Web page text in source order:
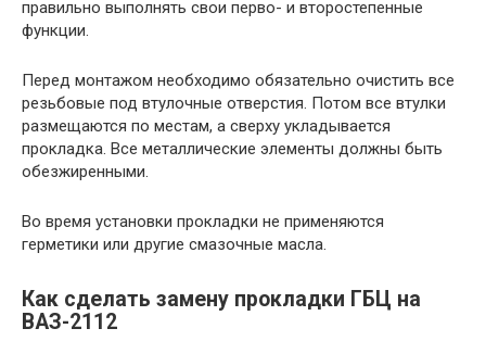
правильно выполнять свои перво- и второстепенные
функции.
Перед монтажом необходимо обязательно очистить все
резьбовые под втулочные отверстия. Потом все втулки
размещаются по местам, а сверху укладывается
прокладка. Все металлические элементы должны быть
обезжиренными.
Во время установки прокладки не применяются
герметики или другие смазочные масла.
Как сделать замену прокладки ГБЦ на
ВАЗ-2112